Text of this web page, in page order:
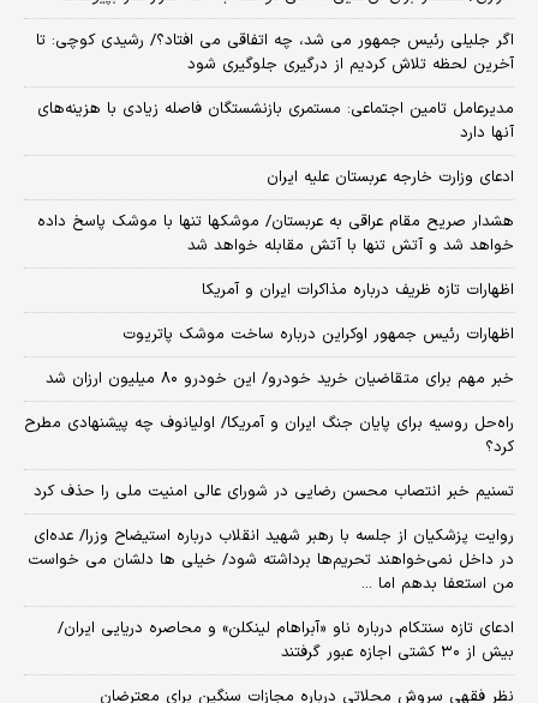
اگر جلیلی رئیس جمهور می شد، چه اتفاقی می افتاد؟/ رشیدی کوچی: تا
آخرین لحظه تلاش کردیم از درگیری جلوگیری شود
مدیرعامل تامین اجتماعی: مستمری بازنشستگان فاصله زیادی با هزینه‌های
آنها دارد
ادعای وزارت خارجه عربستان علیه ایران
هشدار صریح مقام عراقی به عربستان/ موشکها تنها با موشک پاسخ داده
خواهد شد و آتش تنها با آتش مقابله خواهد شد
اظهارات تازه ظریف درباره مذاکرات ایران و آمریکا
اظهارات رئیس جمهور اوکراین درباره ساخت موشک پاتریوت
خبر مهم برای متقاضیان خرید خودرو/ این خودرو ۸۰ میلیون ارزان شد
راه‌حل روسیه برای پایان جنگ ایران و آمریکا/ اولیانوف چه پیشنهادی مطرح
کرد؟
تسنیم خبر انتصاب محسن رضایی در شورای عالی امنیت ملی را حذف کرد
روایت پزشکیان از جلسه با رهبر شهید انقلاب درباره استیضاح وزرا/ عده‌ای
در داخل نمی‌خواهند تحریم‌ها برداشته شود/ خیلی ها دلشان می خواست
من استعفا بدهم اما ...
ادعای تازه سنتکام درباره ناو «آبراهام لینکلن» و محاصره دریایی ایران/
بیش از ۳۰ کشتی اجازه عبور گرفتند
نظر فقهی سروش محلاتی درباره مجازات سنگین برای معترضان